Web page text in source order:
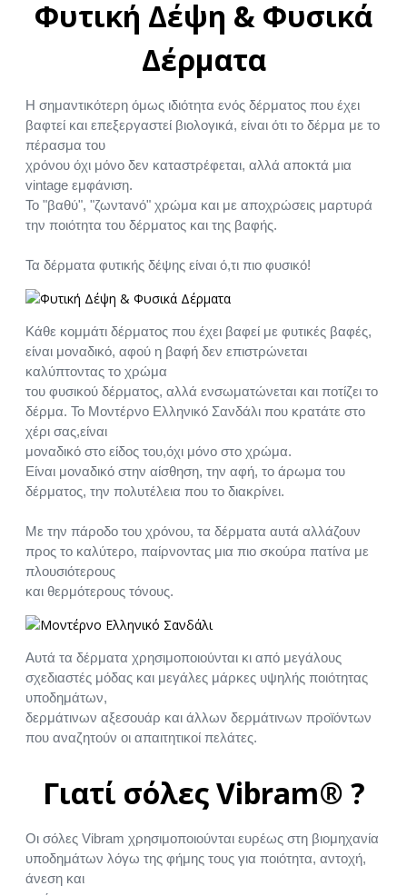
Φυτική Δέψη & Φυσικά
Δέρματα
Η σημαντικότερη όμως ιδιότητα ενός δέρματος που έχει
βαφτεί και επεξεργαστεί βιολογικά, είναι ότι το δέρμα με το
πέρασμα του
χρόνου όχι μόνο δεν καταστρέφεται, αλλά αποκτά μια
vintage εμφάνιση.
Το "βαθύ", "ζωντανό" χρώμα και με αποχρώσεις μαρτυρά
την ποιότητα του δέρματος και της βαφής.
Τα δέρματα φυτικής δέψης είναι ό,τι πιο φυσικό!
Κάθε κομμάτι δέρματος που έχει βαφεί με φυτικές βαφές,
είναι μοναδικό, αφού η βαφή δεν επιστρώνεται
καλύπτοντας το χρώμα
του φυσικού δέρματος, αλλά ενσωματώνεται και ποτίζει το
δέρμα. Το Μοντέρνο Ελληνικό Σανδάλι που κρατάτε στο
χέρι σας,είναι
μοναδικό στο είδος του,όχι μόνο στο χρώμα.
Είναι μοναδικό στην αίσθηση, την αφή, το άρωμα του
δέρματος, την πολυτέλεια που το διακρίνει.
Με την πάροδο του χρόνου, τα δέρματα αυτά αλλάζουν
προς το καλύτερο, παίρνοντας μια πιο σκούρα πατίνα με
πλουσιότερους
και θερμότερους τόνους.
Αυτά τα δέρματα χρησιμοποιούνται κι από μεγάλους
σχεδιαστές μόδας και μεγάλες μάρκες υψηλής ποιότητας
υποδημάτων,
δερμάτινων αξεσουάρ και άλλων δερμάτινων προϊόντων
που αναζητούν οι απαιτητικοί πελάτες.
Γιατί σόλες Vibram® ?
Οι σόλες Vibram χρησιμοποιούνται ευρέως στη βιομηχανία
υποδημάτων λόγω της φήμης τους για ποιότητα, αντοχή,
άνεση και